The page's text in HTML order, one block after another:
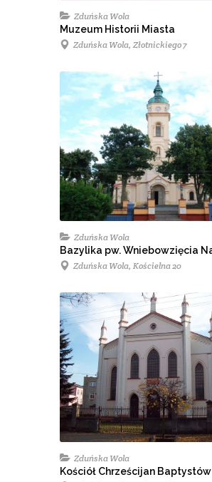
Zduńska Wola
Muzeum Historii Miasta
Zduńska Wola, Złotnickiego 7
Zduńska Wola
Zduńska Wola, Kościelna 20
Zduńska Wola
Kościół Chrześcijan Baptystów